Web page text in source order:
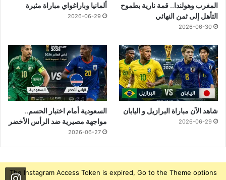
المغرب وهولندا.. قمة نارية بطموح
التأهل إلى ثمن النهائي
2026-06-30
ألمانيا وباراغواي مباراة مثيرة
2026-06-29
شاهد الآن مباراة البرازيل و اليابان
2026-06-29
السعودية أمام اختبار الحسم..
مواجهة مصيرية ضد الرأس الأخضر
2026-06-27
The Instagram Access Token is expired, Go to the Theme options